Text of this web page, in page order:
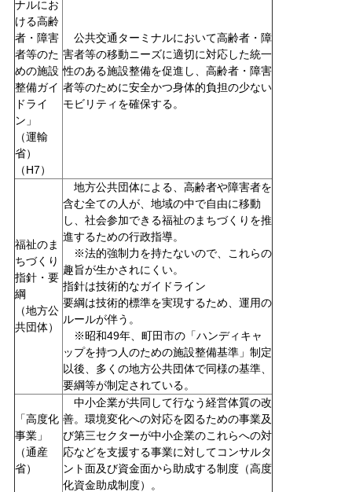
ナルにお
ける高齢
者・障害
者等のた
めの施設
整備ガイ
ドライ
ン」
（運輸
省）
（H7）
公共交通ターミナルにおいて高齢者・障
害者等の移動ニーズに適切に対応した統一
性のある施設整備を促進し、高齢者・障害
者等のために安全かつ身体的負担の少ない
モビリティを確保する。
福祉のま
ちづくり
指針・要
綱
（地方公
共団体）
地方公共団体による、高齢者や障害者を
含む全ての人が、地域の中で自由に移動
し、社会参加できる福祉のまちづくりを推
進するための行政指導。
※法的強制力を持たないので、これらの
趣旨が生かされにくい。
指針は技術的なガイドライン
要綱は技術的標準を実現するため、運用の
ルールが伴う。
※昭和49年、町田市の「ハンディキャ
ップを持つ人のための施設整備基準」制定
以後、多くの地方公共団体で同様の基準、
要綱等が制定されている。
「高度化
事業」
（通産
省）
中小企業が共同して行なう経営体質の改
善。環境変化への対応を図るための事業及
び第三セクターが中小企業のこれらへの対
応などを支援する事業に対してコンサルタ
ント面及び資金面から助成する制度（高度
化資金助成制度）。